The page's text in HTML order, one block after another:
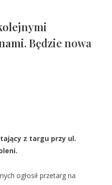
Będzie nowa
z targu przy ul.
ogłosił przetarg na